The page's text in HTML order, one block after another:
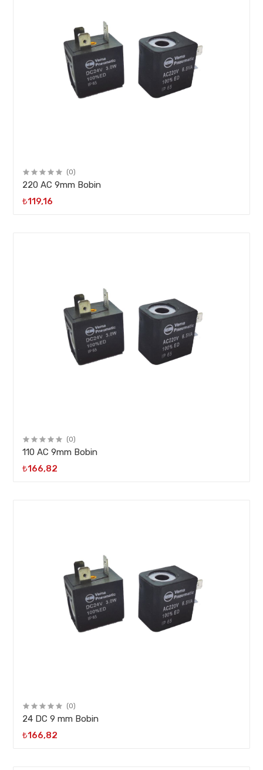
(0)
220 AC 9mm Bobin
₺119,16
(0)
110 AC 9mm Bobin
₺166,82
(0)
24 DC 9 mm Bobin
₺166,82